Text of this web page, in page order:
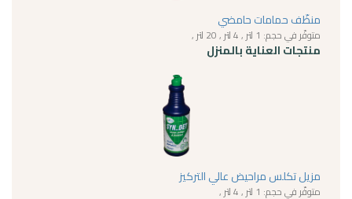
منظّف حمامات حامضي
متوفّر في حجم: 1 لتر , 4 لتر , 20 لتر ,
منتجات العناية بالمنزل
مزيل تكلس مراحيض عالي التركيز
متوفّر في حجم: 1 لتر , 4 لتر ,